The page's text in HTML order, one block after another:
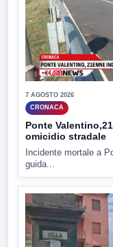
7 AGOSTO 2026
CRONACA
Ponte
omicidio stradale
Incidente mortale a
guida...